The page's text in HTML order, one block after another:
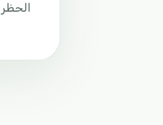
الحظر